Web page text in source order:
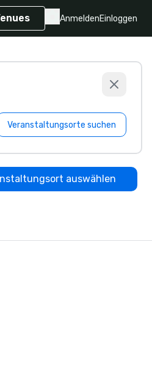
AnmeldenEinloggen
Veranstaltungsorte suchen
auswählen